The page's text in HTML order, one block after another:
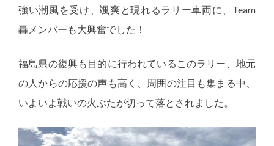
強い潮風を受け、颯爽と現れるラリー車両に、Team
轟メンバーも大興奮でした！
福島県の復興も目的に行われているこのラリー、地元
の人からの応援の声も高く、周囲の注目も集まる中、
いよいよ戦いの火ぶたが切って落とされました。